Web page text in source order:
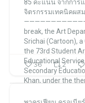
85 คะแนน จากการ
จิตรกรรมเทคนิคผส
break, the Art
Srichai (Cartoon),
the 73rd Student
Educational
Secondary
Khan, under the
36 2